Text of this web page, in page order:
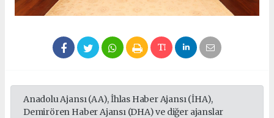
Anadolu Ajansı (AA), İhlas Haber Ajansı (İHA),
Demirören Haber Ajansı (DHA) ve diğer ajanslar